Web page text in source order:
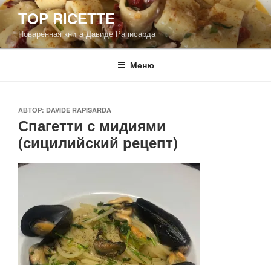
Перейти
содержимому
TOP RICETTE
Поваренная книга Давиде Раписарда
Меню
ОПУБЛИКОВАНО
АВТОР: DAVIDE RAPISARDA
Спагетти с мидиями
(сицилийский рецепт)